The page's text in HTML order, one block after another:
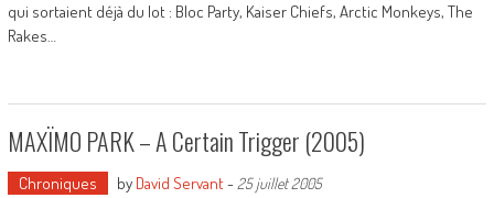
qui sortaient déjà du lot : Bloc Party, Kaiser Chiefs, Arctic Monkeys, The
Rakes…
MAXÏMO PARK – A Certain Trigger (2005)
Chroniques by David Servant- 25 juillet 2005